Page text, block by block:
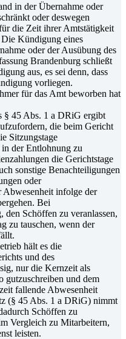
in der Übernahme oder
oder deswegen
die Zeit ihrer Amtstätigkeit
Kündigung eines
oder der Ausübung des
Brandenburg schließt
aus, es sei denn, dass
vorliegen.
für das Amt beworben hat
§ 45 Abs. 1 a DRiG ergibt
die beim Gericht
Sitzungstage
der Entlohnung zu
die Gerichtstage
sonstige Benachteiligungen
oder
Abwesenheit infolge der
Bei
den Schöffen zu veranlassen,
zu tauschen, wenn der
hält es die
und des
nur die Kernzeit als
gutzuschreiben und dem
fallende Abwesenheit
(§ 45 Abs. 1 a DRiG) nimmt
Schöffen zu
Vergleich zu Mitarbeitern,
leisten.